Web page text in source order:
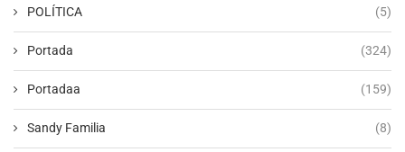
POLÍTICA (5)
Portada (324)
Portadaa (159)
Sandy Familia (8)